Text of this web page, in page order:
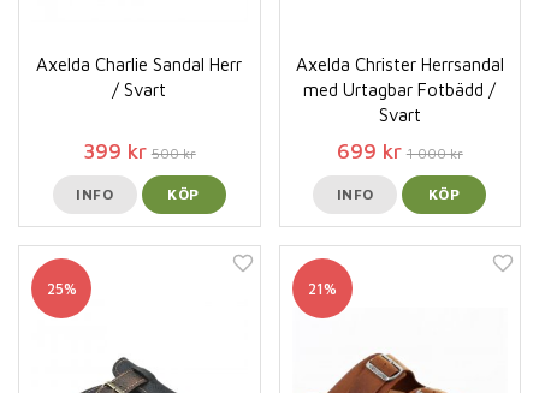
Axelda Charlie Sandal Herr
/ Svart
399 kr 500 kr
INFO KÖP
Axelda Christer Herrsandal
med Urtagbar Fotbädd /
Svart
699 kr 1 000 kr
INFO KÖP
25% 21%